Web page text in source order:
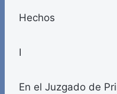
Hechos
I
En el Juzgado de